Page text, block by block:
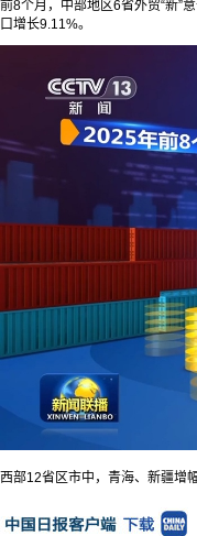
前8个月，中部地区6省外贸“新”
口增长9.11%。
西部12省区市中，青海、新疆增